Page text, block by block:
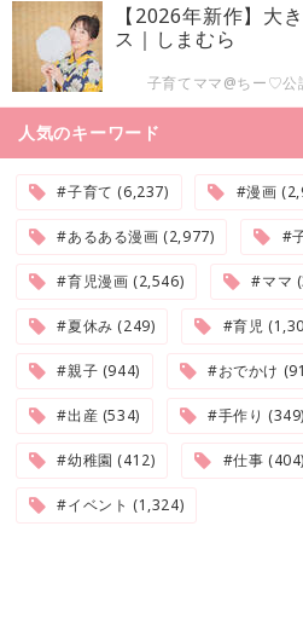
【2026年新作】大
ス｜しまむら
子育てママ@ちー♡公
人気のキーワード
#子育て (6,237) #漫画
#あるある漫画 (2,977) #
#育児漫画 (2,546) #ママ
#夏休み (249) #育児
#親子 (944) #おでかけ
#出産 (534) #手作り (349)
#幼稚園 (412) #仕事 (404)
#イベント (1,324)